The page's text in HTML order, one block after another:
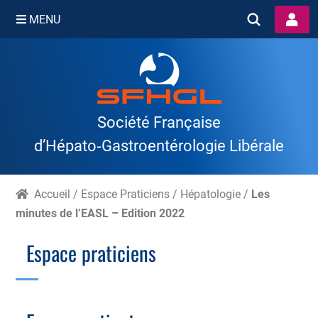
Skip
MENU
Société Française
d’Hépato‑Gastroentérologie Libérale
Accueil / Espace Praticiens / Hépatologie / Les
minutes de l’EASL – Edition 2022
Espace praticiens